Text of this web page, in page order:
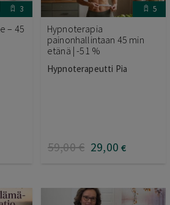
3
– 45
5
Hypnoterapia
painonhallintaan 45 min
etänä | -51 %
Hypnoterapeutti Pia
59,00€ 29,00 €